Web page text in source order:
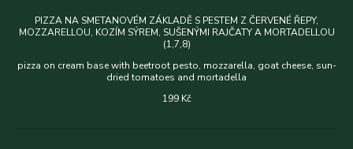
PIZZA NA SMETANOVÉM ZÁKLADĚ S PESTEM Z ČERVENÉ ŘEPY,
MOZZARELLOU, KOZÍM SÝREM, SUŠENÝMI RAJČATY A MORTADELLOU
(1,7,8)
pizza on cream base with beetroot pesto, mozzarella, goat cheese, sun-
dried tomatoes and mortadella
199 Kč